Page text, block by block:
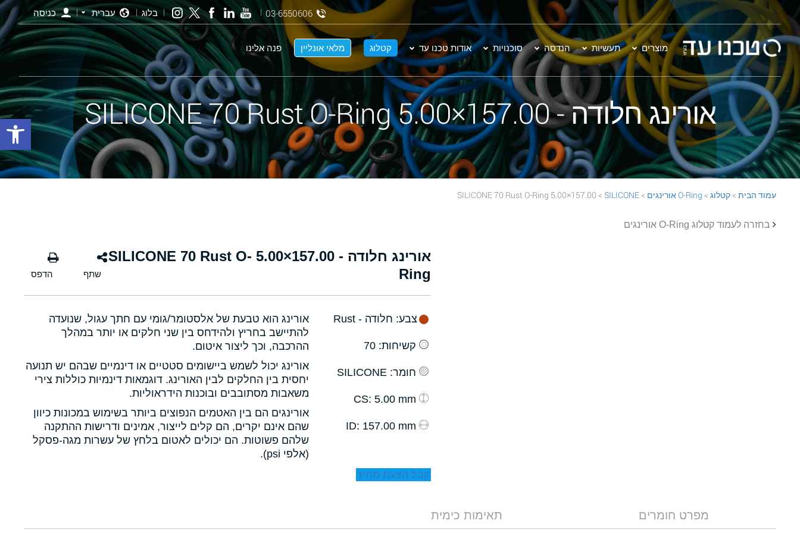
מוצרים תעשיות הנדסה סוכנויות אודות טכנו עד קטלוג מלאי אונליין פנה אלינו
03-6550606 בלוג עברית כניסה
אורינג חלודה - 157.00×5.00 SILICONE 70 Rust O-Ring
עמוד הבית >קטלוג > O-Ring אורינגים >
SILICONE
> 157.00×5.00 SILICONE 70 Rust O-Ring
בחזרה לעמוד קטלוג O-Ring אורינגים
אורינג חלודה - 157.00×5.00 SILICONE 70 Rust O-
Ring
אורינג הוא טבעת של אלסטומר/גומי עם חתך עגול, שנועדה
להתיישב בחריץ ולהידחס בין שני חלקים או יותר במהלך
ההרכבה, וכך ליצור איטום.
אורינג יכול לשמש ביישומים סטטיים או דינמיים שבהם יש תנועה
יחסית בין החלקים לבין האורינג. דוגמאות דינמיות כוללות צירי
משאבות מסתובבים ובוכנות הידראוליות.
אורינגים הם בין האטמים הנפוצים ביותר בשימוש במכונות כיוון
שהם אינם יקרים, הם קלים לייצור, אמינים ודרישות ההתקנה
שלהם פשוטות. הם יכולים לאטום בלחץ של עשרות מגה-פסקל
(אלפי psi).
צבע: חלודה - Rust
קשיחות: 70
חומר: SILICONE
: 5.00 mm
: 157.00 mm
קבל הצעת מחיר
מפרט חומרים תאימות כימית
פתח